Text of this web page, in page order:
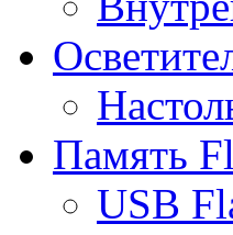
Память
USB